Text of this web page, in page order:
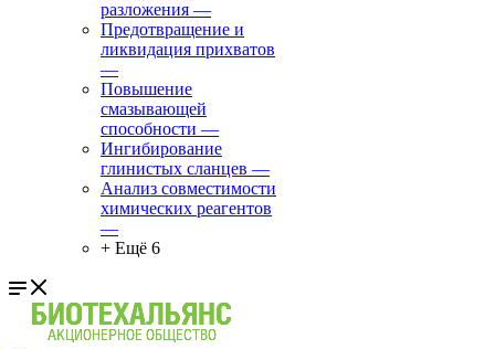
разложения —
Предотвращение и
ликвидация прихватов
—
Повышение
смазывающей
способности —
Ингибирование
глинистых сланцев —
Анализ совместимости
химических реагентов
—
+ Ещё 6